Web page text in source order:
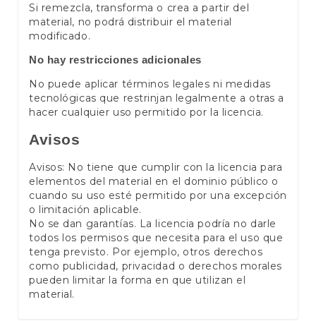
Si remezcla, transforma o crea a partir del
material, no podrá distribuir el material
modificado.
No hay restricciones adicionales
No puede aplicar términos legales ni medidas
tecnológicas que restrinjan legalmente a otras a
hacer cualquier uso permitido por la licencia.
Avisos
Avisos: No tiene que cumplir con la licencia para
elementos del material en el dominio público o
cuando su uso esté permitido por una excepción
o limitación aplicable.
No se dan garantías. La licencia podría no darle
todos los permisos que necesita para el uso que
tenga previsto. Por ejemplo, otros derechos
como publicidad, privacidad o derechos morales
pueden limitar la forma en que utilizan el
material.